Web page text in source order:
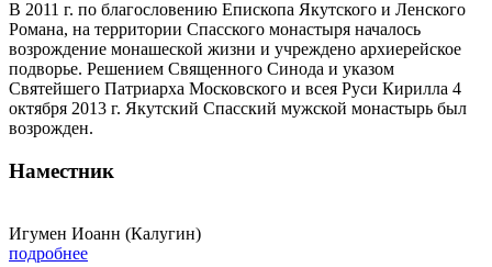
В 2011 г. по благословению Епископа Якутского и Ленского
Романа, на территории Спасского монастыря началось
возрождение монашеской жизни и учреждено архиерейское
подворье. Решением Священного Синода и указом
Святейшего Патриарха Московского и всея Руси Кирилла 4
октября 2013 г. Якутский Спасский мужской монастырь был
возрожден.
Наместник
Игумен Иоанн (Калугин)
подробнее